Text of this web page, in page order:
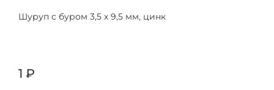
Шуруп с буром 3,5 х 9,5 мм, цинк
1 ₽